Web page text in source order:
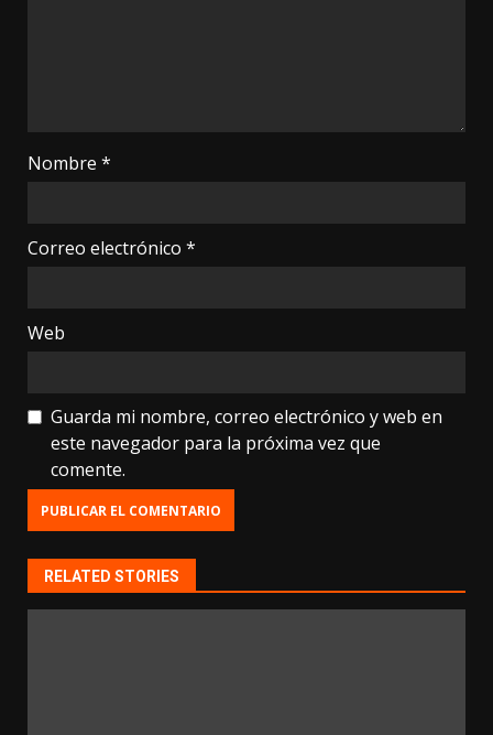
Nombre *
Correo electrónico *
Web
Guarda mi nombre, correo electrónico y web en
este navegador para la próxima vez que
comente.
RELATED STORIES